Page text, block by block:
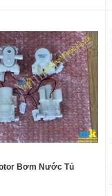
Bơm Nước Tủ